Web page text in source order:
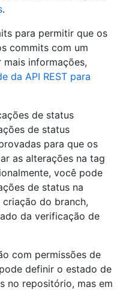
.
para permitir que os
commits com um
informações,
da API REST para
de status
de status
para que os
as alterações na tag
você pode
de status na
do branch,
da verificação de
com permissões de
definir o estado de
no repositório, mas em